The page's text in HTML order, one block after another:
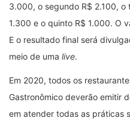
3.000, o segundo R$ 2.100, o
1.300 e o quinto R$ 1.000. O
E o resultado final será
meio de uma live.
Em 2020, todos os
Gastronômico deverão emitir
em atender todas as práticas